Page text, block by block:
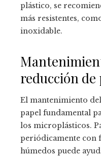
plástico, se
más resistentes,
inoxidable.
reducción de
El mantenimiento
papel fundamental
los microplásticos.
periódicamente con
húmedos puede